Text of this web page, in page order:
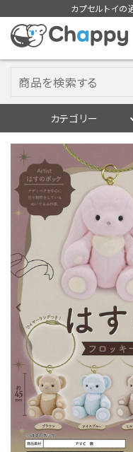
カプセルトイの
カテゴリー
ログイン
入荷スケジュ
カプセルトイマシ
カプセルトイ
販促用空カプセル
レンタル
景品・玩具・文具
販促用カプセルト